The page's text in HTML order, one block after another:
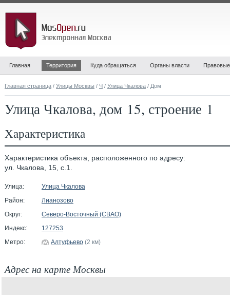
Главная Территория Куда обращаться Органы власти
Главная страница / Улицы Москвы / Ч / Улица Чкалова / Дом
Улица Чкалова, дом 15, строение 1
Характеристика
Характеристика объекта, расположенного по адресу:
ул. Чкалова, 15, с.1.
Улица:
Улица Чкалова
Район:
Лианозово
Округ:
Северо-Восточный (СВАО)
Индекс:
127253
Метро:
Алтуфьево (2 км)
Адрес на карте Москвы